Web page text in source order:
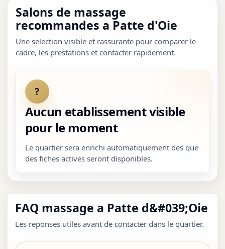
Salons de massage
recommandes a Patte d'Oie
Une selection visible et rassurante pour comparer le
cadre, les prestations et contacter rapidement.
?
Aucun etablissement visible
pour le moment
Le quartier sera enrichi automatiquement des que
des fiches actives seront disponibles.
FAQ massage a Patte d&#039;Oie
Les reponses utiles avant de contacter dans le quartier.